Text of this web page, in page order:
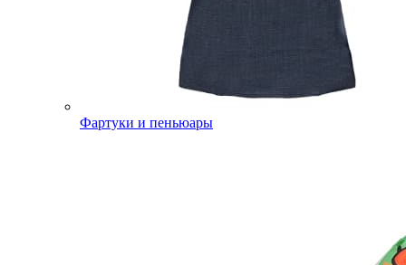
Фартуки и пеньюары